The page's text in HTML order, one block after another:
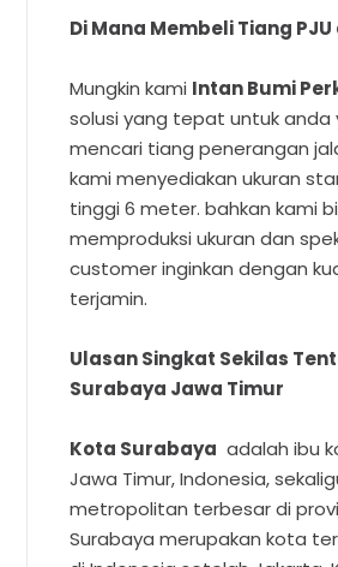
Di Mana Membeli Tiang
Mungkin kami Intan Bumi
solusi yang tepat untuk anda
mencari tiang penerangan
kami menyediakan ukuran
tinggi 6 meter. bahkan kami
memproduksi ukuran dan
customer inginkan dengan
terjamin.
Ulasan Singkat Sekilas
Surabaya Jawa Timur
Kota Surabaya adalah ibu
Jawa Timur, Indonesia,
metropolitan terbesar di
Surabaya merupakan kota